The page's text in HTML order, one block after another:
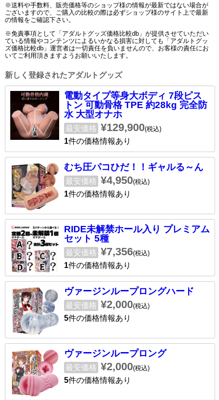
※送料や手数料、販売価格等のショップ様の情報が最新ではない場合が
ございますので、ご購入の比較の際は必ずショップ様のサイト上で最新
の情報をご確認下さい。
※免責事項として「アダルトグッズ価格比較db」が提供させていただい
ている情報やコンテンツによるいかなる損害に対しても「アダルトグッ
ズ価格比較db」運営者は一切責任を負いませんので、お客様の責任にお
いてご利用頂きますようお願いいたします。
新しく登録されたアダルトグッズ
電動タイプ等身大ボディ 7段ピス
トン 可動骨格 TPE 約28kg 完全防
水 大型オナホ
最安価格 ¥129,900(税込)
1件の価格情報あり
むち圧パコひだ！！ギャルる～ん
最安価格 ¥4,950(税込)
1件の価格情報あり
RIDE未解禁ホール入り プレミアム
セット 5種
最安価格 ¥7,356(税込)
1件の価格情報あり
ヴァージンループロングハード
最安価格 ¥2,000(税込)
5件の価格情報あり
ヴァージンループロング
最安価格 ¥2,000(税込)
5件の価格情報あり